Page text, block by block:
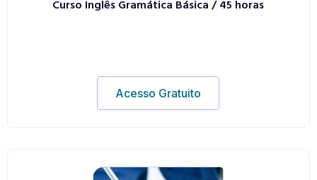
Curso Inglês Gramática Básica / 45 horas
Acesso Gratuito